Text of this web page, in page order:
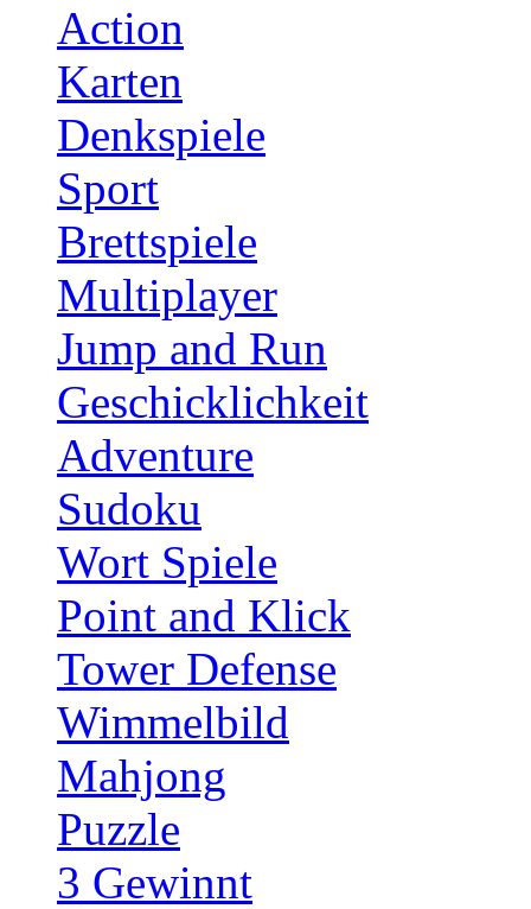
Action
Karten
Denkspiele
Sport
Brettspiele
Multiplayer
Jump and Run
Geschicklichkeit
Adventure
Sudoku
Wort Spiele
Point and Klick
Tower Defense
Wimmelbild
Mahjong
Puzzle
3 Gewinnt